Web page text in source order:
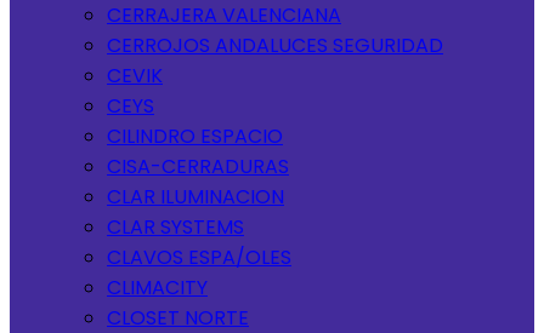
CERRAJERA VALENCIANA
CERROJOS ANDALUCES SEGURIDAD
CEVIK
CEYS
CILINDRO ESPACIO
CISA-CERRADURAS
CLAR ILUMINACION
CLAR SYSTEMS
CLAVOS ESPA/OLES
CLIMACITY
CLOSET NORTE